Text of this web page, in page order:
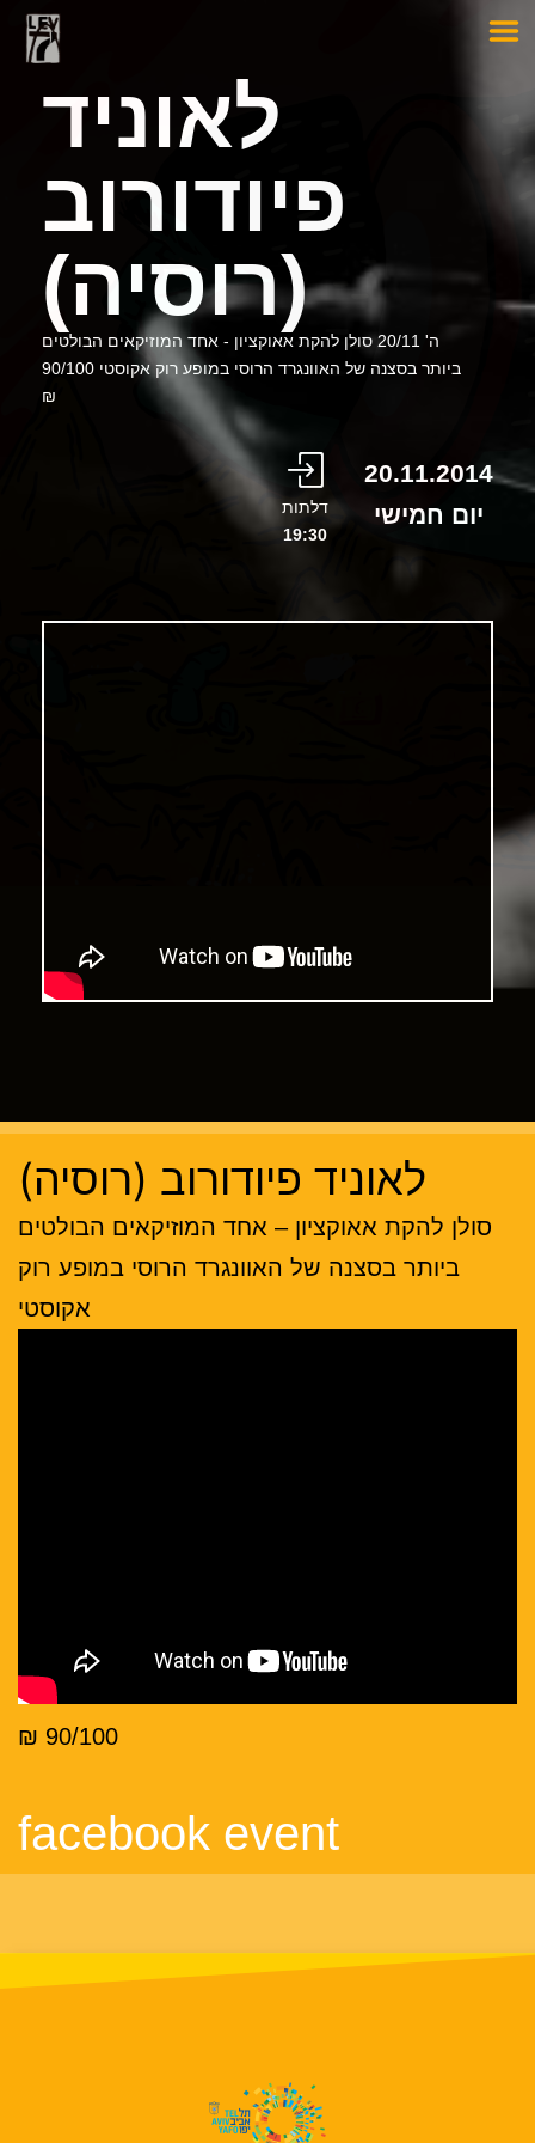
לאוניד
פיודורוב
(רוסיה)
ה' 20/11 סולן להקת אאוקציון - אחד המוזיקאים הבולטים
ביותר בסצנה של האוונגרד הרוסי במופע רוק אקוסטי 90/100
₪
20.11.2014
יום חמישי
דלתות
19:30
לאוניד פיודורוב (רוסיה)
סולן להקת אאוקציון – אחד המוזיקאים הבולטים
ביותר בסצנה של האוונגרד הרוסי במופע רוק
אקוסטי
90/100 ₪
facebook event